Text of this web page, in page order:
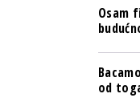
Osam
od